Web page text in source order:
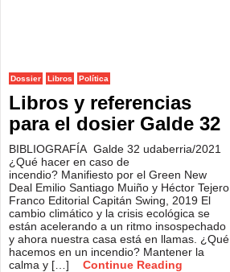
Dossier Libros Política
Libros y referencias
para el dosier Galde 32
BIBLIOGRAFÍA Galde 32 udaberria/2021
¿Qué hacer en caso de
incendio? Manifiesto por el Green New
Deal Emilio Santiago Muiño y Héctor Tejero
Franco Editorial Capitán Swing, 2019 El
cambio climático y la crisis ecológica se
están acelerando a un ritmo insospechado
y ahora nuestra casa está en llamas. ¿Qué
hacemos en un incendio? Mantener la
calma y […]
Continue Reading